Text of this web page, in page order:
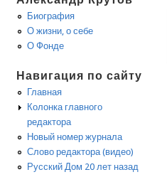
Биография
О жизни, о себе
О Фонде
Навигация по сайту
Главная
Колонка главного
редактора
Новый номер журнала
Слово редактора (видео)
Русский Дом 20 лет назад